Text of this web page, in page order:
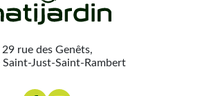
29 rue des Genêts,
Just-Saint-Rambert